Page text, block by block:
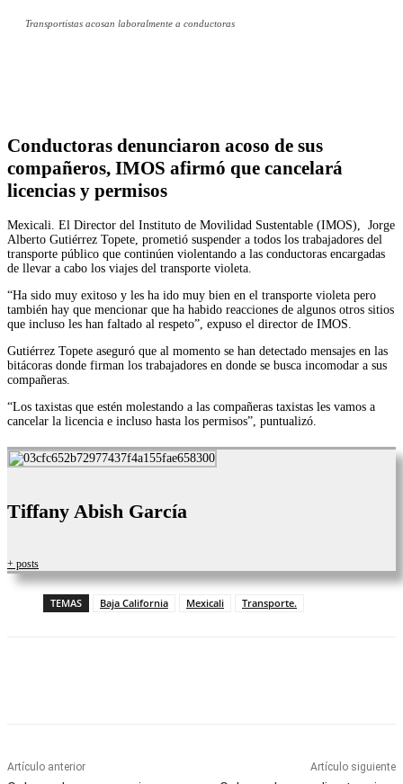
Transportistas acosan laboralmente a conductoras
Conductoras denunciaron acoso de sus
compañeros, IMOS afirmó que cancelará
licencias y permisos
Mexicali. El Director del Instituto de Movilidad Sustentable (IMOS), Jorge
Alberto Gutiérrez Topete, prometió suspender a todos los trabajadores del
transporte público que continúen violentando a las conductoras encargadas
de llevar a cabo los viajes del transporte violeta.
“Ha sido muy exitoso y les ha ido muy bien en el transporte violeta pero
también hay que mencionar que ha habido reacciones de algunos otros sitios
que incluso les han faltado al respeto”, expuso el director de IMOS.
Gutiérrez Topete aseguró que al momento se han detectado mensajes en las
bitácoras donde firman los trabajadores en donde se busca incomodar a sus
compañeras.
“Los taxistas que estén molestando a las compañeras taxistas les vamos a
cancelar la licencia e incluso hasta los permisos”, puntualizó.
Tiffany Abish García
+ posts
TEMAS Baja California Mexicali Transporte.
Artículo anterior Artículo siguiente